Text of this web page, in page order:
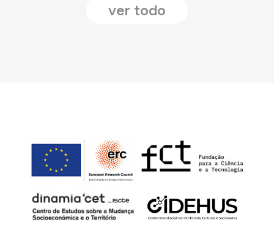
ver todo